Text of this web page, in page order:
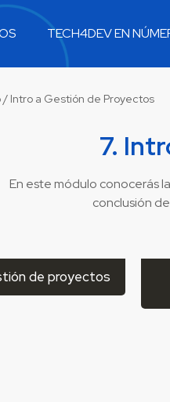
TECH4DEV EN
/ Intro a Gestión de Proyectos
7.
En este módulo conocerás
conclusión
de proyectos